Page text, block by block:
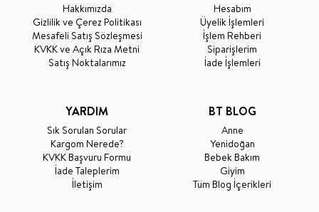
Hakkımızda
Gizlilik ve Çerez Politikası
Mesafeli Satış Sözleşmesi
KVKK ve Açık Rıza Metni
Satış Noktalarımız
Hesabım
Üyelik İşlemleri
İşlem Rehberi
Siparişlerim
İade İşlemleri
YARDIM
Sık Sorulan Sorular
Kargom Nerede?
KVKK Başvuru Formu
İade Taleplerim
İletişim
BT BLOG
Anne
Yenidoğan
Bebek Bakım
Giyim
Tüm Blog İçerikleri